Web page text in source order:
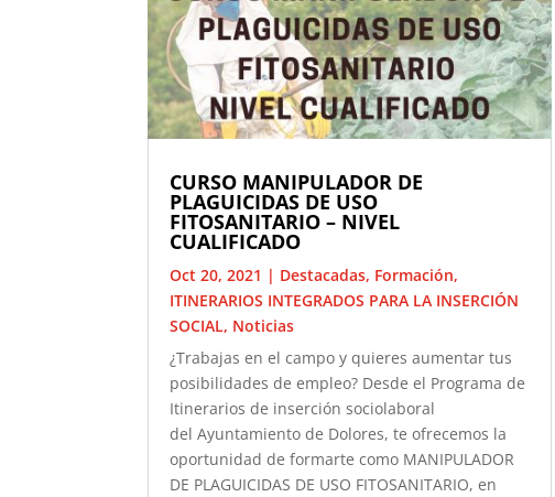
CURSO MANIPULADOR DE
PLAGUICIDAS DE USO
FITOSANITARIO – NIVEL
CUALIFICADO
Oct 20, 2021 | Destacadas, Formación,
ITINERARIOS INTEGRADOS PARA LA INSERCIÓN
SOCIAL, Noticias
¿Trabajas en el campo y quieres aumentar tus
posibilidades de empleo? Desde el Programa de
Itinerarios de inserción sociolaboral
del Ayuntamiento de Dolores, te ofrecemos la
oportunidad de formarte como MANIPULADOR
DE PLAGUICIDAS DE USO FITOSANITARIO, en